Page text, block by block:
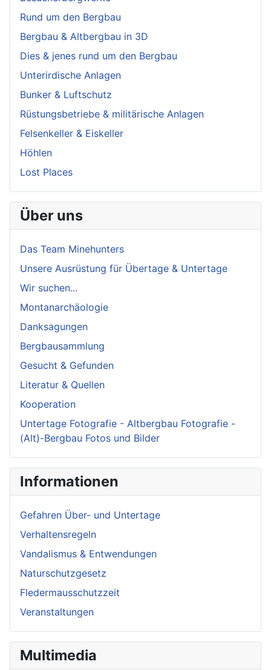
Rund um den Bergbau
Bergbau & Altbergbau in 3D
Dies & jenes rund um den Bergbau
Unterirdische Anlagen
Bunker & Luftschutz
Rüstungsbetriebe & militärische Anlagen
Felsenkeller & Eiskeller
Höhlen
Lost Places
Über uns
Das Team Minehunters
Unsere Ausrüstung für Übertage & Untertage
Wir suchen...
Montanarchäologie
Danksagungen
Bergbausammlung
Gesucht & Gefunden
Literatur & Quellen
Kooperation
Untertage Fotografie - Altbergbau Fotografie -
(Alt)-Bergbau Fotos und Bilder
Informationen
Gefahren Über- und Untertage
Verhaltensregeln
Vandalismus & Entwendungen
Naturschutzgesetz
Fledermausschutzzeit
Veranstaltungen
Multimedia